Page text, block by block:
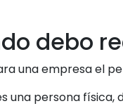
debo
una empresa el
una persona física,